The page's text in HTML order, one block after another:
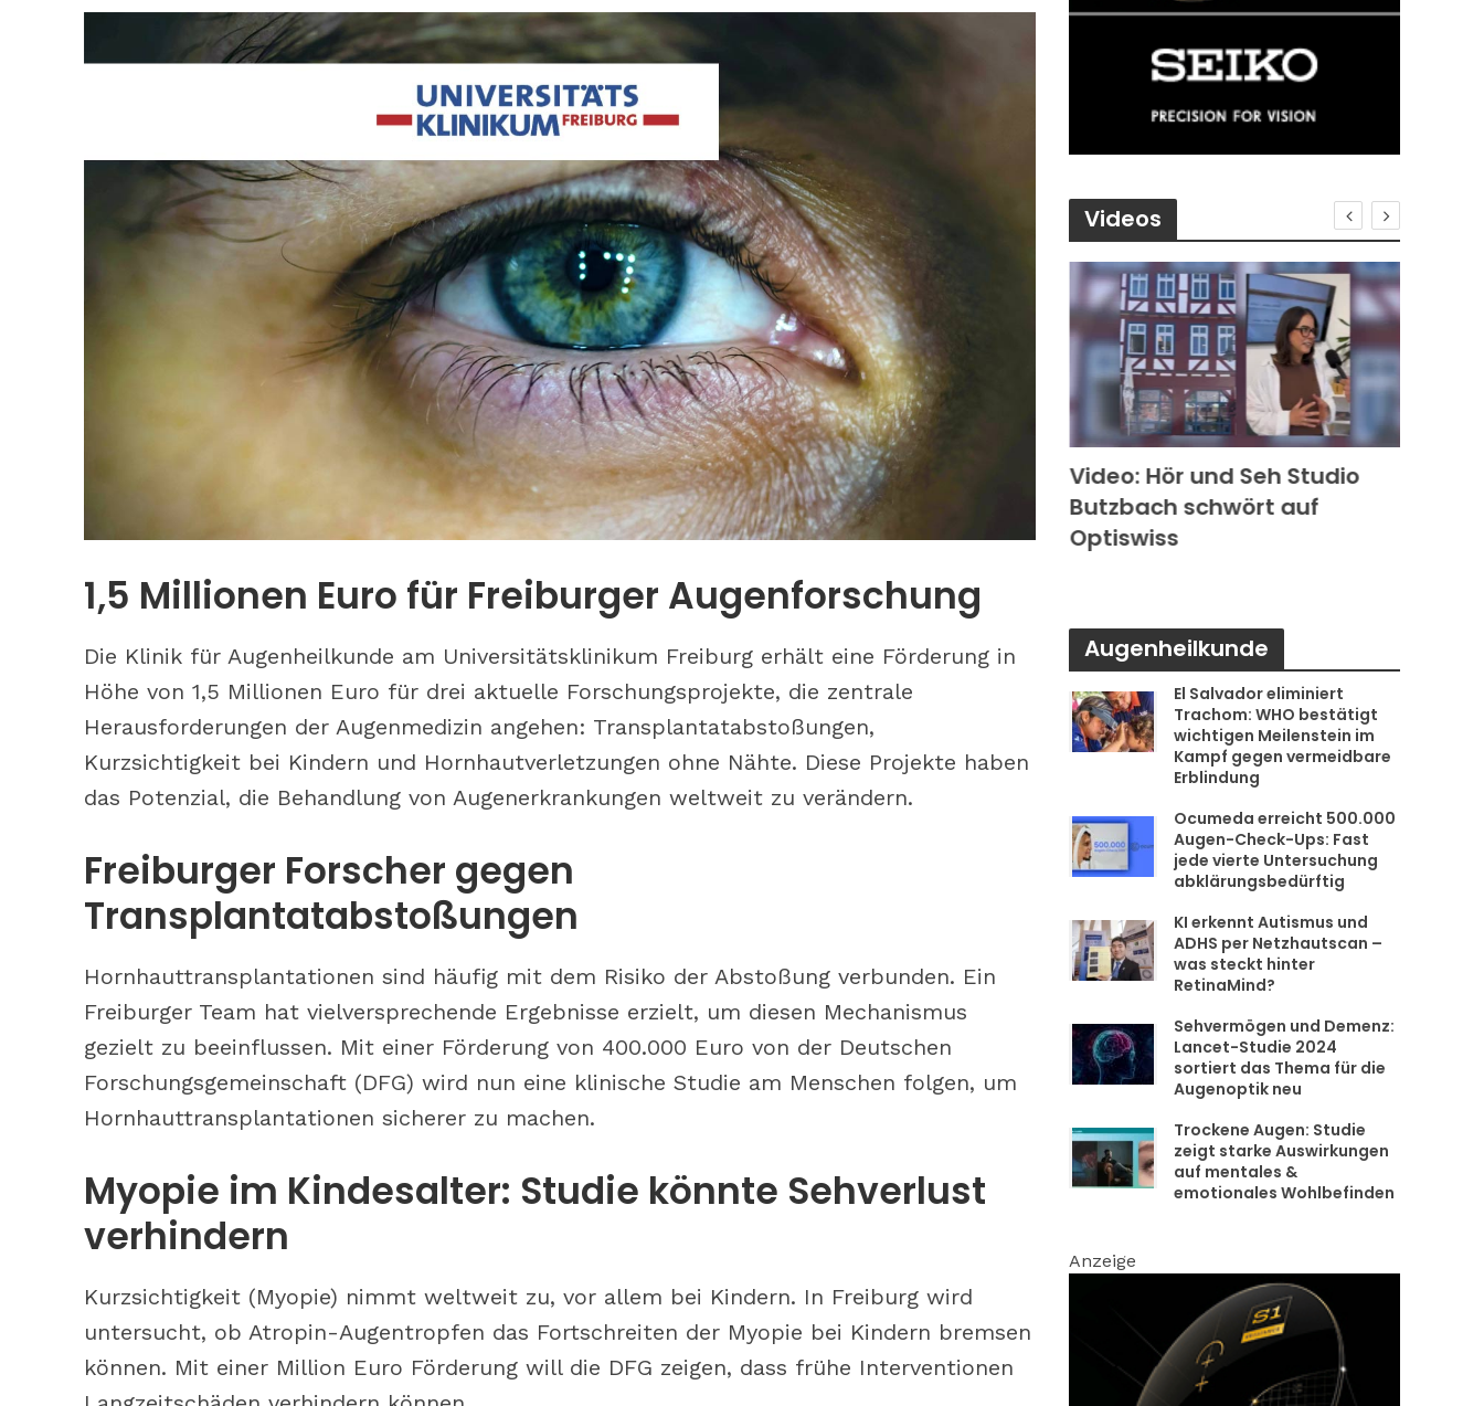
1,5 Millionen Euro für Freiburger Augenforschung
Die Klinik für Augenheilkunde am Universitätsklinikum Freiburg erhält eine Förderung in
Höhe von 1,5 Millionen Euro für drei aktuelle Forschungsprojekte, die zentrale
Herausforderungen der Augenmedizin angehen: Transplantatabstoßungen,
Kurzsichtigkeit bei Kindern und Hornhautverletzungen ohne Nähte. Diese Projekte haben
das Potenzial, die Behandlung von Augenerkrankungen weltweit zu verändern.
Freiburger Forscher gegen
Transplantatabstoßungen
Hornhauttransplantationen sind häufig mit dem Risiko der Abstoßung verbunden. Ein
Freiburger Team hat vielversprechende Ergebnisse erzielt, um diesen Mechanismus
gezielt zu beeinflussen. Mit einer Förderung von 400.000 Euro von der Deutschen
Forschungsgemeinschaft (DFG) wird nun eine klinische Studie am Menschen folgen, um
Hornhauttransplantationen sicherer zu machen.
Myopie im Kindesalter: Studie könnte Sehverlust
verhindern
Kurzsichtigkeit (Myopie) nimmt weltweit zu, vor allem bei Kindern. In Freiburg wird
untersucht, ob Atropin-Augentropfen das Fortschreiten der Myopie bei Kindern bremsen
können. Mit einer Million Euro Förderung will die DFG zeigen, dass frühe Interventionen
Videos
Tipps: So berät man zu
phototropen Gläsern
Zu Besuch bei S wie Optik in
Nürnberg: Was bringen
Bestandskunden-Events
Video: Hör und Seh Studio
Butzbach schwört auf
Optiswiss
Augenheilkunde
El Salvador eliminiert
Trachom: WHO bestätigt
wichtigen Meilenstein im
Kampf gegen vermeidbare
Erblindung
Ocumeda erreicht 500.000
Augen-Check-Ups: Fast
jede vierte Untersuchung
abklärungsbedürftig
KI erkennt Autismus und
ADHS per Netzhautscan –
was steckt hinter
RetinaMind?
Sehvermögen und Demenz:
Lancet-Studie 2024
sortiert das Thema für die
Augenoptik neu
Trockene Augen: Studie
zeigt starke Auswirkungen
auf mentales &
emotionales Wohlbefinden
Anzeige